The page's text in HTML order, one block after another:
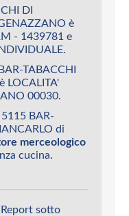
DI
è
- 1439781 e
TABACCHI
LOCALITA'
00030.
BAR-
di
merceologico
cucina.
sotto